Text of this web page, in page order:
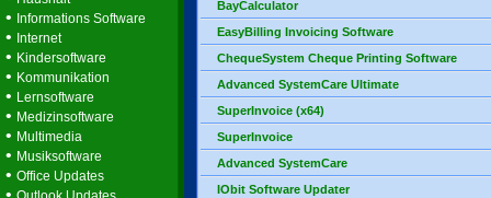
• Informations Software
• Internet
• Kindersoftware
• Kommunikation
• Lernsoftware
• Medizinsoftware
• Multimedia
• Musiksoftware
• Office Updates
•
BayCalculator
EasyBilling Invoicing Software
ChequeSystem Cheque Printing Software
Advanced SystemCare Ultimate
SuperInvoice (x64)
SuperInvoice
Advanced SystemCare
IObit Software Updater